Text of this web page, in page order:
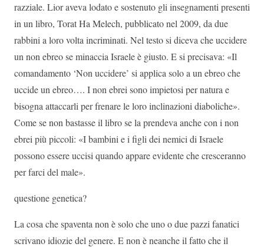
razziale. Lior aveva lodato e sostenuto gli insegnamenti presenti
in un libro, Torat Ha Melech, pubblicato nel 2009, da due
rabbini a loro volta incriminati. Nel testo si diceva che uccidere
un non ebreo se minaccia Israele è giusto. E si precisava: «Il
comandamento ‘Non uccidere’ si applica solo a un ebreo che
uccide un ebreo…. I non ebrei sono impietosi per natura e
bisogna attaccarli per frenare le loro inclinazioni diaboliche».
Come se non bastasse il libro se la prendeva anche con i non
ebrei più piccoli: «I bambini e i figli dei nemici di Israele
possono essere uccisi quando appare evidente che cresceranno
per farci del male».
questione genetica?
La cosa che spaventa non è solo che uno o due pazzi fanatici
scrivano idiozie del genere. E non è neanche il fatto che il